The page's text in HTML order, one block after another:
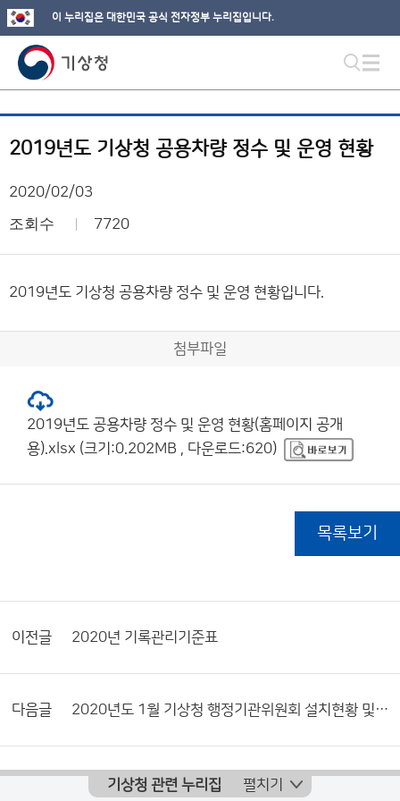
이 누리집은 대한민국 공식 전자정부 누리집입니다.
2019년도 기상청 공용차량 정수 및 운영 현황
2020/02/03
조회수 7720
2019년도 기상청 공용차량 정수 및 운영 현황입니다.
첨부파일
2019년도 공용차량 정수 및 운영 현황(홈페이지 공개
용).xlsx (크기:0.202MB , 다운로드:620)
목록보기
이전글 2020년 기록관리기준표
다음글 2020년도 1월 기상청 행정기관위원회 설치현황 및 활동내역서
기상청 관련 누리집 펼치기